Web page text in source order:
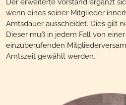
Der erweiterte Vorstand ergänzt
wenn eines seiner Mitglieder
Amtsdauer ausscheidet. Dies gilt
Dieser muß in jedem Fall von
einzuberufenden
Amtszeit gewählt werden.